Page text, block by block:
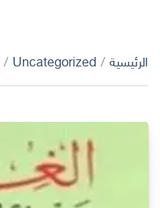
الرئيسية /
Uncategorized
/